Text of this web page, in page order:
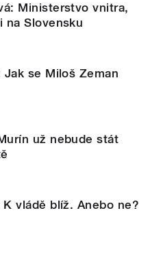
Ministerstvo vnitra,
na Slovensku
Jak se Miloš Zeman
už nebude stát
vládě blíž. Anebo ne?